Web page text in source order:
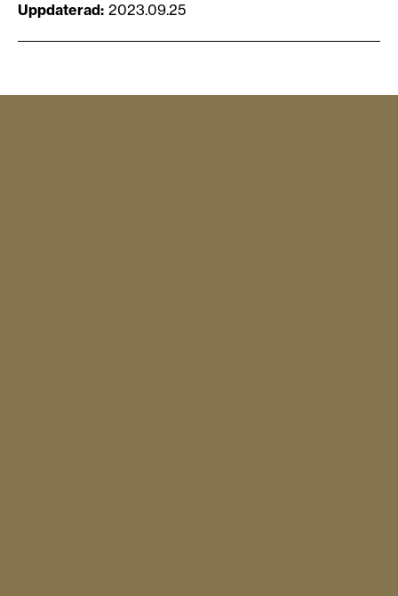
Uppdaterad 2023.09.25